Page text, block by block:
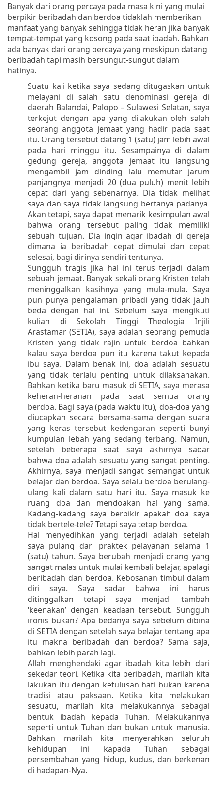
Banyak dari orang percaya pada masa kini yang mulai
berpikir beribadah dan berdoa tidaklah memberikan
manfaat yang banyak sehingga tidak heran jika banyak
tempat-tempat yang kosong pada saat ibadah. Bahkan
ada banyak dari orang percaya yang meskipun datang
beribadah tapi masih bersungut-sungut dalam
hatinya.
Suatu kali ketika saya sedang ditugaskan untuk
melayani di salah satu denominasi gereja di
daerah Balandai, Palopo – Sulawesi Selatan, saya
terkejut dengan apa yang dilakukan oleh salah
seorang anggota jemaat yang hadir pada saat
itu. Orang tersebut datang 1 (satu) jam lebih awal
pada hari minggu itu. Sesampainya di dalam
gedung gereja, anggota jemaat itu langsung
mengambil jam dinding lalu memutar jarum
panjangnya menjadi 20 (dua puluh) menit lebih
cepat dari yang sebenarnya. Dia tidak melihat
saya dan saya tidak langsung bertanya padanya.
Akan tetapi, saya dapat menarik kesimpulan awal
bahwa orang tersebut paling tidak memiliki
sebuah tujuan. Dia ingin agar ibadah di gereja
dimana ia beribadah cepat dimulai dan cepat
selesai, bagi dirinya sendiri tentunya.
Sungguh tragis jika hal ini terus terjadi dalam
sebuah jemaat. Banyak sekali orang Kristen telah
meninggalkan kasihnya yang mula-mula. Saya
pun punya pengalaman pribadi yang tidak jauh
beda dengan hal ini. Sebelum saya mengikuti
kuliah di Sekolah Tinggi Theologia Injili
Arastamar (SETIA), saya adalah seorang pemuda
Kristen yang tidak rajin untuk berdoa bahkan
kalau saya berdoa pun itu karena takut kepada
ibu saya. Dalam benak ini, doa adalah sesuatu
yang tidak terlalu penting untuk dilaksanakan.
Bahkan ketika baru masuk di SETIA, saya merasa
keheran-heranan pada saat semua orang
berdoa. Bagi saya (pada waktu itu), doa-doa yang
diucapkan secara bersama-sama dengan suara
yang keras tersebut kedengaran seperti bunyi
kumpulan lebah yang sedang terbang. Namun,
setelah beberapa saat saya akhirnya sadar
bahwa doa adalah sesuatu yang sangat penting.
Akhirnya, saya menjadi sangat semangat untuk
belajar dan berdoa. Saya selalu berdoa berulang-
ulang kali dalam satu hari itu. Saya masuk ke
ruang doa dan mendoakan hal yang sama.
Kadang-kadang saya berpikir apakah doa saya
tidak bertele-tele? Tetapi saya tetap berdoa.
Hal menyedihkan yang terjadi adalah setelah
saya pulang dari praktek pelayanan selama 1
(satu) tahun. Saya berubah menjadi orang yang
sangat malas untuk mulai kembali belajar, apalagi
beribadah dan berdoa. Kebosanan timbul dalam
diri saya. Saya sadar bahwa ini harus
ditinggalkan tetapi saya menjadi tambah
‘keenakan’ dengan keadaan tersebut. Sungguh
ironis bukan? Apa bedanya saya sebelum dibina
di SETIA dengan setelah saya belajar tentang apa
itu makna beribadah dan berdoa? Sama saja,
bahkan lebih parah lagi.
Allah menghendaki agar ibadah kita lebih dari
sekedar teori. Ketika kita beribadah, marilah kita
lakukan itu dengan ketulusan hati bukan karena
tradisi atau paksaan. Ketika kita melakukan
sesuatu, marilah kita melakukannya sebagai
bentuk ibadah kepada Tuhan. Melakukannya
seperti untuk Tuhan dan bukan untuk manusia.
Bahkan marilah kita menyerahkan seluruh
kehidupan ini kapada Tuhan sebagai
persembahan yang hidup, kudus, dan berkenan
di hadapan-Nya.